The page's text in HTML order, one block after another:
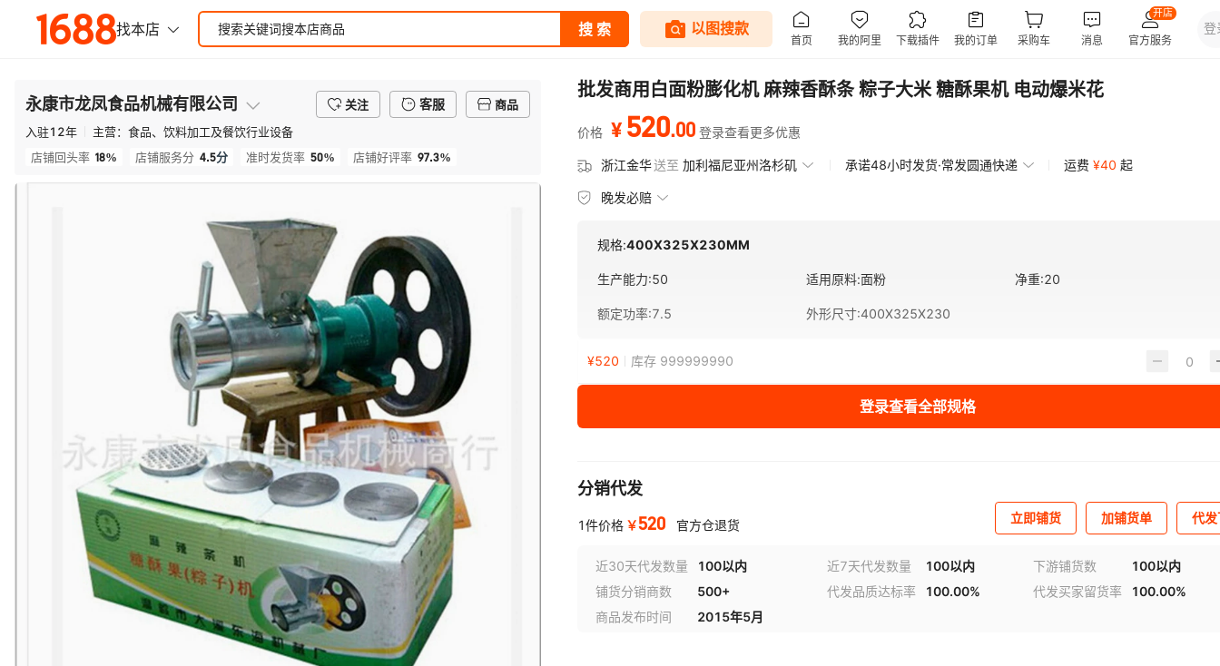
永康市龙凤食品机械有限公司 关注 客服
商品
入驻12年 主营： 食品、饮料加工及餐饮行业设备
店铺回头率 18% 店铺服务分 4.5分 准时发货率 50% 店铺好评率 97.3%
批发商用白面粉膨化机 麻辣香酥条 粽子大米 糖酥果机 电动爆米花
价格 ¥ 520.00 登录查看更多优惠
浙江金华送至 加利福尼亚州洛杉矶 承诺48小时发货·常发圆通快递 运费 ¥40 起
晚发必赔
规格:400X325X230MM
生产能力:50 适用原料:面粉 净重:20
额定功率:7.5 外形尺寸:400X325X230
¥520 库存 999999990
登录查看全部规格
分销代发
1件价格 ￥520 官方仓退货 立即铺货 加铺货单 代
近30天代发数量 100以内 近7天代发数量 100以内 下游铺货数
100以内
铺货分销商数
500+ 代发品质达标率 100.00% 代发买家留货率
100.00%
商品发布时间
2015年5月